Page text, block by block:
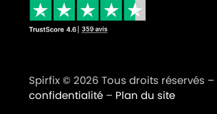
Spirfix © 2026 Tous droits réservés –
confidentialité– Plan du site